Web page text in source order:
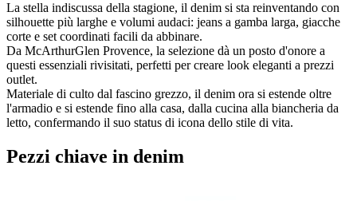
La stella indiscussa della stagione, il denim si sta reinventando con
silhouette più larghe e volumi audaci: jeans a gamba larga, giacche
corte e set coordinati facili da abbinare.
Da McArthurGlen Provence, la selezione dà un posto d'onore a
questi essenziali rivisitati, perfetti per creare look eleganti a prezzi
outlet.
Materiale di culto dal fascino grezzo, il denim ora si estende oltre
l'armadio e si estende fino alla casa, dalla cucina alla biancheria da
letto, confermando il suo status di icona dello stile di vita.
Pezzi chiave in denim